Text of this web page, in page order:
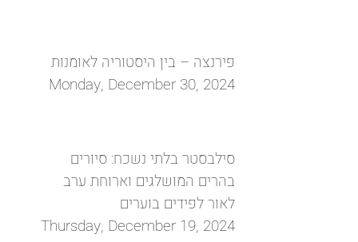
פירנצה – בין היסטוריה לאומנות
Monday, December 30, 2024
סילבסטר בלתי נשכח: סיורים
בהרים המושלגים וארוחת ערב
לאור לפידים בוערים
Thursday, December 19, 2024